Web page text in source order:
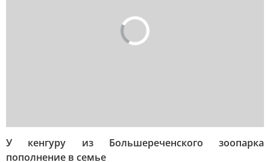
У кенгуру из Большереченского зоопарка
пополнение в семье